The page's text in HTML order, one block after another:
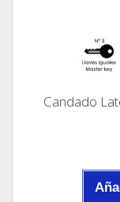
Candado